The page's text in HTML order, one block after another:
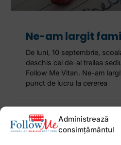
Administrează
consimțământul
Ne-am largit
De luni, 10 septembrie,
deschis cel de-al treilea
Follow Me Vitan. Ne-am
punct de lucru la cererea